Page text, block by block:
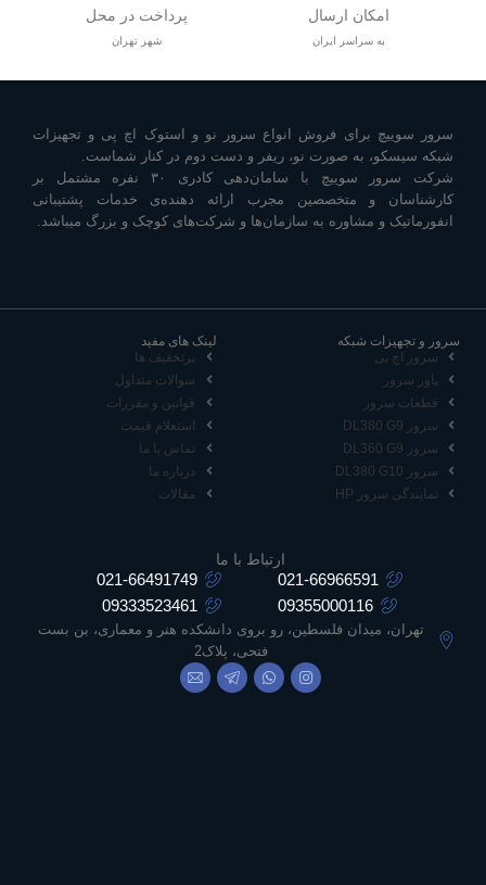
امکان ارسال
به سراسر ایران
پرداخت در محل
شهر تهران
سرور سوییچ برای فروش انواع سرور نو و استوک اچ پی و تجهیزات
شبکه سیسکو، به صورت نو، ریفر و دست دوم در کنار شماست.
شرکت سرور سوییچ با سامان‌دهی کادری ۳۰ نفره مشتمل بر
کارشناسان و متخصصین مجرب ارائه دهنده‌ی خدمات پشتیبانی
انفورماتیک و مشاوره به سازمان‌ها و شرکت‌های کوچک و بزرگ میباشد.
سرور و تجهیزات شبکه
سرور اچ پی
پاور سرور
قطعات سرور
سرور DL380 G9
سرور DL360 G9
سرور DL380 G10
نمایندگی سرور HP
لینک های مفید
پرتخفیف ها
سوالات متداول
قوانین و مقررات
استعلام قیمت
تماس با ما
درباره ما
مقالات
ارتباط با ما
021-66966591
021-66491749
09355000116
09333523461
تهران، میدان فلسطین، رو بروی دانشکده هنر و معماری، بن بست
فتحی، پلاک2